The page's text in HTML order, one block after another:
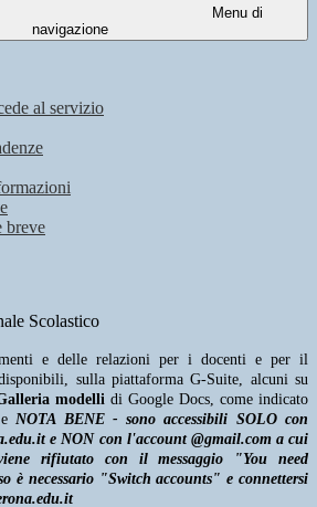
Menu di
navigazione
al servizio
breve
Scolastico
e delle relazioni per i docenti e per il
sulla piattaforma G-Suite, alcuni su
modelli di Google Docs, come indicato
NOTA BENE -sono accessibili SOLO con
e NON con l'account @gmail.com a cui
rifiutato con il messaggio "You need
è necessario "Switch accounts" e connettersi